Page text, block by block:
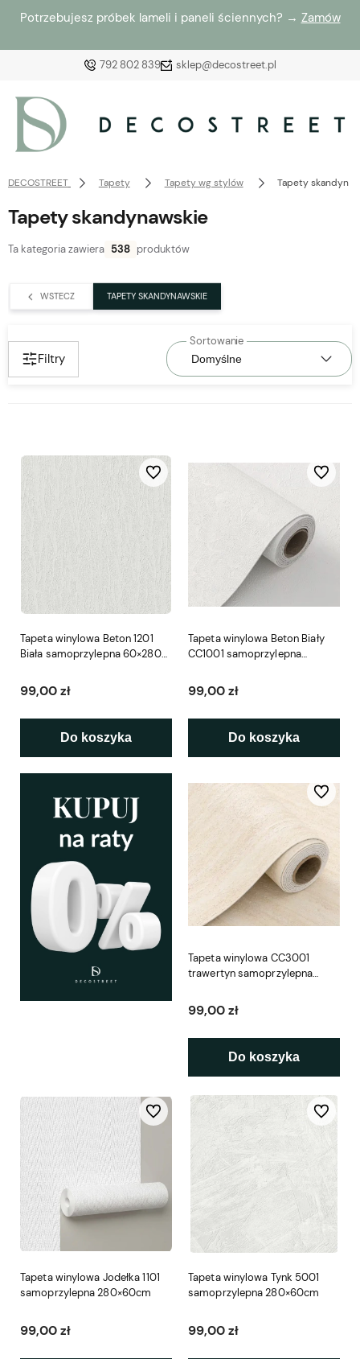
Potrzebujesz próbek lameli i paneli ściennych? → Zamów
792 802 839 sklep@decostreet.pl
zaloguj się, aby przywrócić dodane produkty do listy
z poprzedniej sesji.
DECOSTREET Tapety Tapety wg stylów Tapety
Tapety skandynawskie
Ta kategoria zawiera 538 produktów
WSTECZ TAPETY SKANDYNAWSKIE
Filtry
Tapeta winylowa Beton 1201
Biała samoprzylepna 60×280
99,00 zł
Do koszyka
Do ulubionych
Tapeta winylowa Beton Biały
CC1001 samoprzylepna
99,00 zł
Do koszyka
Do
Tapeta winylowa CC3001
trawertyn samoprzylepna
99,00 zł
Do koszyka
Do
Tapeta winylowa Jodełka 1101
samoprzylepna 280×60cm
99,00 zł
Do ulubionych
Tapeta winylowa Tynk 5001
samoprzylepna 280×60cm
99,00 zł
Do